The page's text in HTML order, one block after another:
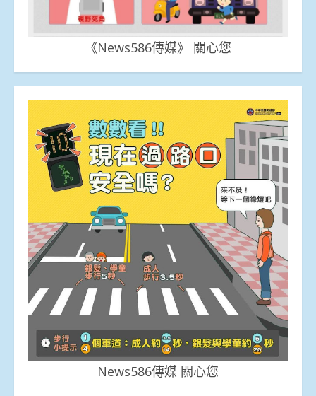
《News586傳媒》 關心您
News586傳媒 關心您